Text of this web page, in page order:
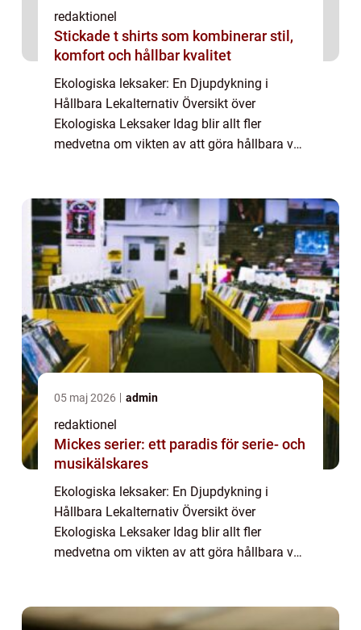
redaktionel
Stickade t shirts som kombinerar stil,
komfort och hållbar kvalitet
Ekologiska leksaker: En Djupdykning i
Hållbara Lekalternativ Översikt över
Ekologiska Leksaker Idag blir allt fler
medvetna om vikten av att göra hållbara val,
E...
05 maj 2026 admin
redaktionel
Mickes serier: ett paradis för serie- och
musikälskares
Ekologiska leksaker: En Djupdykning i
Hållbara Lekalternativ Översikt över
Ekologiska Leksaker Idag blir allt fler
medvetna om vikten av att göra hållbara val,
E...